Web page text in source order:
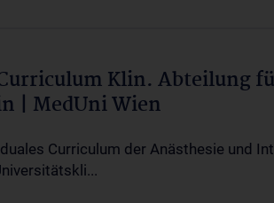
Klin. Abteilung
| MedUni Wien
Curriculum der Anästhesie und